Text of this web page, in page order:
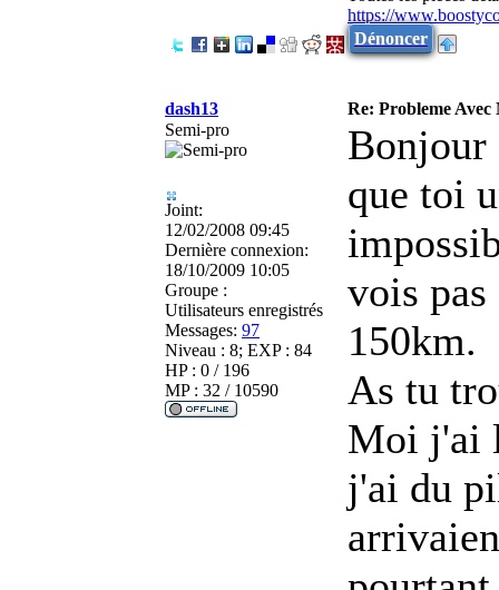
https://
Dénoncer
dash13
Re: Probleme
Semi-pro
Joint:
12/02/2008 09:45
Dernière connexion:
18/10/2009 10:05
Groupe :
Utilisateurs enregistrés
Messages: 97
Niveau : 8; EXP : 84
HP : 0 / 196
MP : 32 / 10590
Bonjour
que toi
vois
150km.
As tu
Moi j'ai
j'ai du